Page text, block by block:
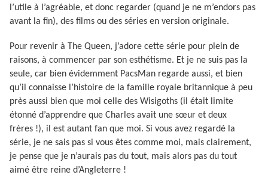
l’utile à l’agréable, et donc regarder (quand je ne m’endors pas
avant la fin), des films ou des séries en version originale.
Pour revenir à The Queen, j’adore cette série pour plein de
raisons, à commencer par son esthétisme. Et je ne suis pas la
seule, car bien évidemment PacsMan regarde aussi, et bien
qu’il connaisse l’histoire de la famille royale britannique à peu
près aussi bien que moi celle des Wisigoths (il était limite
étonné d’apprendre que Charles avait une sœur et deux
frères !), il est autant fan que moi. Si vous avez regardé la
série, je ne sais pas si vous êtes comme moi, mais clairement,
je pense que je n’aurais pas du tout, mais alors pas du tout
aimé être reine d’Angleterre !